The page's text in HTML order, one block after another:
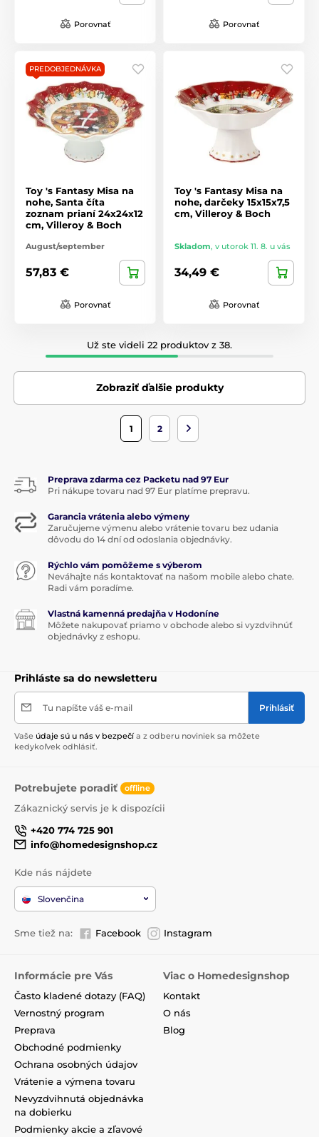
Porovnať Porovnať
PREDOBJEDNÁVKA
Toy 's Fantasy Misa na
nohe, Santa číta
zoznam prianí 24x24x12
cm, Villeroy & Boch
August/september
57,83 €
Porovnať
Toy 's Fantasy Misa na
nohe, darčeky 15x15x7,5
cm, Villeroy & Boch
Skladom, v utorok 11. 8. u vás
34,49 €
Porovnať
Už ste videli 22 produktov z 38.
Zobraziť ďalšie produkty
1 2
Preprava zdarma cez Packetu nad 97 Eur
Pri nákupe tovaru nad 97 Eur platíme prepravu.
Garancia vrátenia alebo výmeny
Zaručujeme výmenu alebo vrátenie tovaru bez udania
dôvodu do 14 dní od odoslania objednávky.
Rýchlo vám pomôžeme s výberom
Neváhajte nás kontaktovať na našom mobile alebo chate.
Radi vám poradíme.
Vlastná kamenná predajňa v Hodoníne
Môžete nakupovať priamo v obchode alebo si vyzdvihnúť
objednávky z eshopu.
Prihláste sa do newsletteru
Tu napíšte váš e-mail Prihlásiť
Vaše údaje sú u nás v bezpečí a z odberu noviniek sa môžete
kedykoľvek odhlásiť.
Potrebujete poradiť offline
Zákaznický servis je k dispozícii
+420 774 725 901
info@homedesignshop.cz
Kde nás nájdete
Slovenčina
Sme tiež na: Facebook Instagram
Informácie pre Vás
Často kladené dotazy (FAQ)
Vernostný program
Preprava
Obchodné podmienky
Ochrana osobných údajov
Vrátenie a výmena tovaru
Nevyzdvihnutá objednávka
na dobierku
Podmienky akcie a zľavové
Viac o Homedesignshop
Kontakt
O nás
Blog